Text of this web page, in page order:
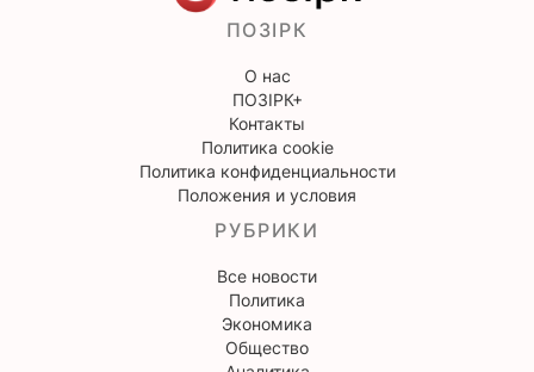
ПОЗІРК
О нас
ПОЗІРК+
Контакты
Политика cookie
Политика конфиденциальности
Положения и условия
РУБРИКИ
Все новости
Политика
Экономика
Общество